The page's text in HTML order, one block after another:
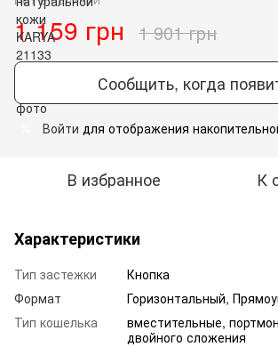
1 159 грн 1 901 грн
Сообщить, когда
Войти для отображения
В избранное К
Характеристики
Тип застежки
Кнопка
Формат
Горизонтальный,
Тип кошелька
вместительные,
двойного сложения